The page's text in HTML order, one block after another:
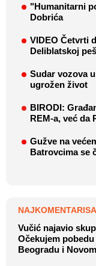
"Humanitarni
Dobrića
VIDEO Četvrti
Deliblatskoj
Sudar vozova
ugrožen život
BIRODI:
REM-a, već da
Gužve na
Batrovcima se
Vučić najavio
Očekujem
Beogradu i